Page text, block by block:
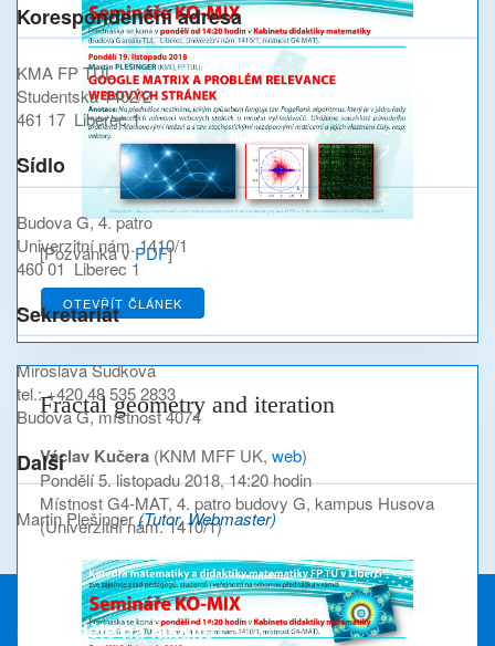
[Pozvánka vPDF]
OTEVŘÍT ČLÁNEK
Fractal geometry and iteration
Václav Kučera (KNM MFF UK, web)
Pondělí 5. listopadu 2018, 14:20 hodin
Místnost G4-MAT, 4. patro budovy G, kampus Husova
(Univerzitní nám. 1410/1)
Korespondenční adresa
KMA FP TUL
Studentská 1402/2
461 17 Liberec 1
Sídlo
Budova G, 4. patro
Univerzitní nám. 1410/1
460 01 Liberec 1
Sekretariát
Miroslava Sudková
tel.: +420 48 535 2833
Budova G, místnost 4074
Další
Martin Plešinger (Tutor, Webmaster)
Co se děje na fakultě